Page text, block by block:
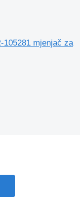
105281 mjenjač za